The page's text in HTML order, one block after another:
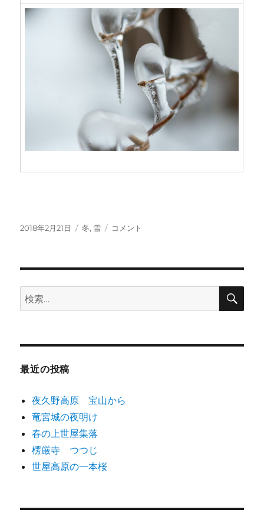
投
2018年2月21日
カ
冬, 雪
氷
滝
コメント
検
索:
検
最近の投稿
夜久野高原 宝山から
竜宮城の夜明け
春の上世屋集落
楞厳寺 つつじ
世屋高原の一本桜